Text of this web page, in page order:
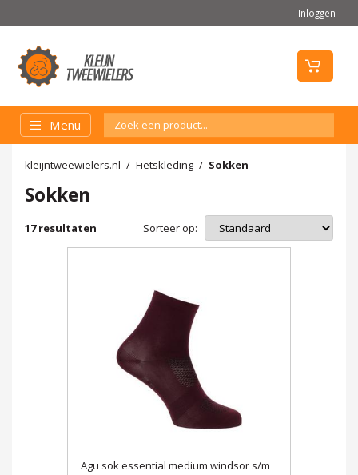
Inloggen
Menu
kleijntweewielers.nl Fietskleding Sokken
Sokken
17resultaten Sorteer op:
Agu sok essential medium windsor s/m